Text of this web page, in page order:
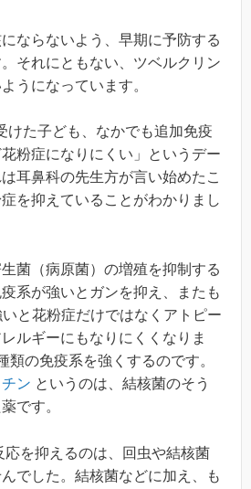
ならないよう、早期に予防する
それにともない、ツベルクリン
うになっています。
けた子ども、なかでも追加免疫
粉症になりにくい」というデー
耳鼻科の先生方が言い始めたこ
を抑えていることがわかりまし
菌（病原菌）の増殖を抑制する
系が強いとガンを抑え、またも
と花粉症だけではなくアトピー
ルギーにもなりにくくなりま
類の免疫系を強くするのです。
ン というのは、結核菌のそう
です。
応を抑えるのは、回虫や結核菌
でした。結核菌などに加え、も